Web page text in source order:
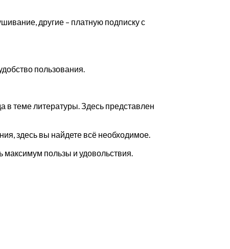
другие – платную подписку с
пользования.
в теме литературы. Здесь представлен
здесь вы найдете всё необходимое.
максимум пользы и удовольствия.